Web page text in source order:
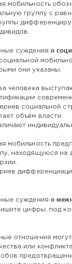
мобильность
группу с
сужденияо
они указаны.
человека
социальной
объём власти.
мобильность
находящуюся на
сужденияо
цифры, под
отношения
или конфликта.